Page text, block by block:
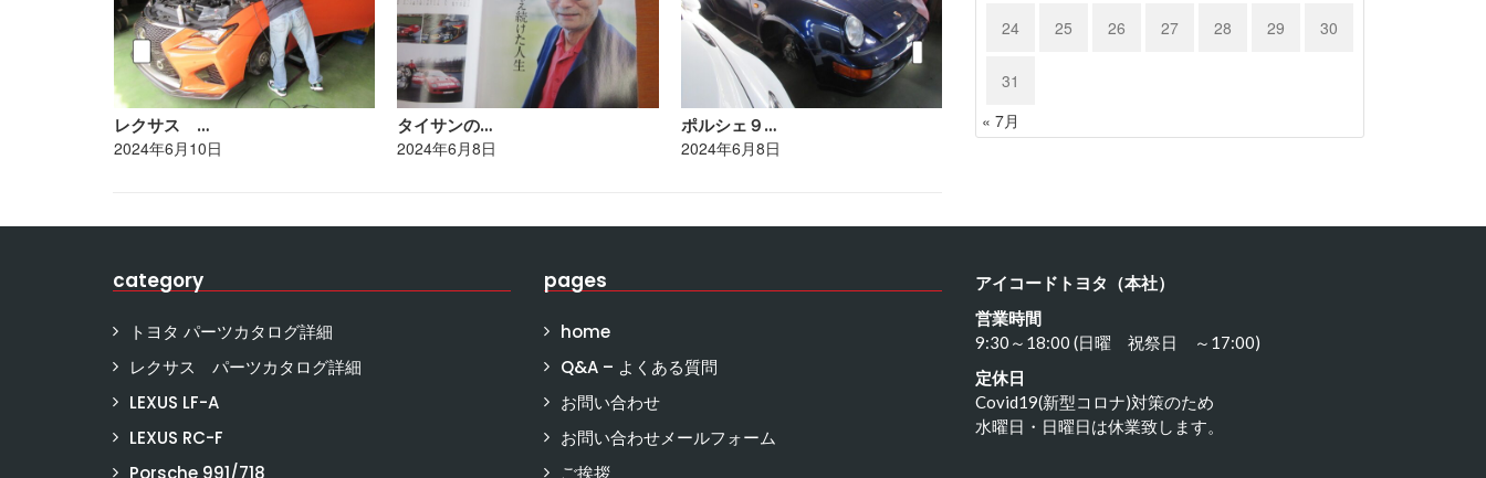
レクサス …
2024年6月10日
タイサンの…
2024年6月8日
ポルシェ９…
2024年6月8日
ポルシェ９…
24 25 26 27 28 29 30
31
« 7月
category
トヨタ パーツカタログ詳細
レクサス パーツカタログ詳細
LEXUS LF-A
LEXUS RC-F
Porsche 991/718
pages
home
Q&A – よくある質問
お問い合わせ
お問い合わせメールフォーム
ご挨拶
アイコードトヨタ（本社）
営業時間
9:30～18:00 (日曜 祝祭日 ～17:00)
定休日
Covid19(新型コロナ)対策のため
水曜日・日曜日は休業致します。